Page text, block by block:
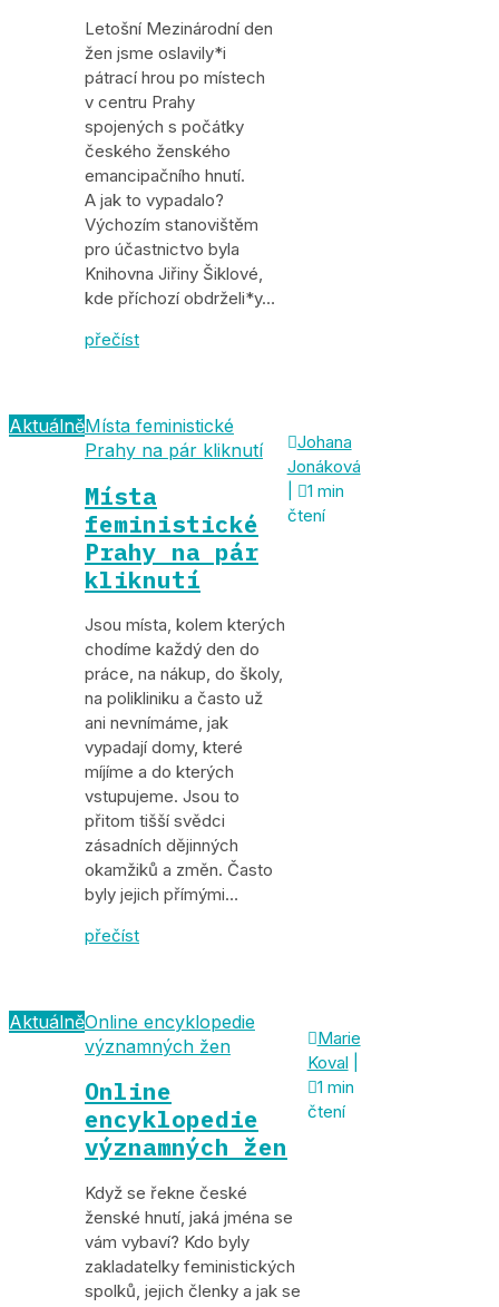
Letošní Mezinárodní den
žen jsme oslavily*i
pátrací hrou po místech
v centru Prahy
spojených s počátky
českého ženského
emancipačního hnutí.
A jak to vypadalo?
Výchozím stanovištěm
pro účastnictvo byla
Knihovna Jiřiny Šiklové,
kde příchozí obdrželi*y…
přečíst
AktuálněMísta feministické
Prahy na pár kliknutí
Místa
feministické
Prahy na pár
kliknutí
Jsou místa, kolem kterých
chodíme každý den do
práce, na nákup, do školy,
na polikliniku a často už
ani nevnímáme, jak
vypadají domy, které
míjíme a do kterých
vstupujeme. Jsou to
přitom tišší svědci
zásadních dějinných
okamžiků a změn. Často
byly jejich přímými…
přečíst
Johana
Jonáková
1 min
čtení
AktuálněOnline encyklopedie
významných žen
Online
encyklopedie
významných žen
Když se řekne české
ženské hnutí, jaká jména se
vám vybaví? Kdo byly
zakladatelky feministických
spolků, jejich členky a jak se
Marie
Koval
1 min
čtení